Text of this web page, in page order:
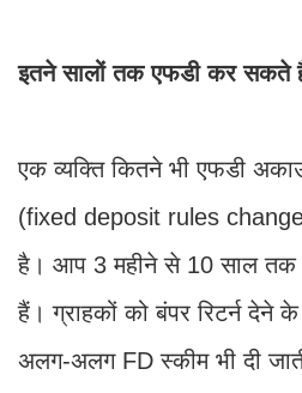
इतने सालों तक एफडी कर सकते
एक व्यक्ति कितने भी एफडी
(fixed deposit rules
है। आप 3 महीने से 10 साल
हैं। ग्राहकों को बंपर रिटर्न देने
अलग-अलग FD स्कीम भी दी